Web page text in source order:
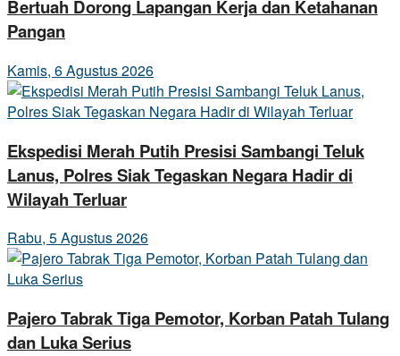
Bertuah Dorong Lapangan Kerja dan Ketahanan
Pangan
Kamis, 6 Agustus 2026
Ekspedisi Merah Putih Presisi Sambangi Teluk
Lanus, Polres Siak Tegaskan Negara Hadir di
Wilayah Terluar
Rabu, 5 Agustus 2026
Pajero Tabrak Tiga Pemotor, Korban Patah Tulang
dan Luka Serius